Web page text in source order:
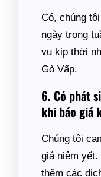
Có, chúng
ngày trong
vụ kịp thời
Gò Vấp.
6. Có phát
khi báo giá
Chúng tôi
giá niêm yết.
thêm các